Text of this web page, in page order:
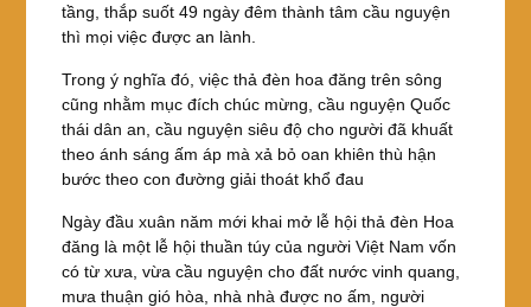
tầng, thắp suốt 49 ngày đêm thành tâm cầu nguyện
thì mọi việc được an lành.
Trong ý nghĩa đó, việc thả đèn hoa đăng trên sông
cũng nhằm mục đích chúc mừng, cầu nguyện Quốc
thái dân an, cầu nguyện siêu độ cho người đã khuất
theo ánh sáng ấm áp mà xả bỏ oan khiên thù hận
bước theo con đường giải thoát khổ đau
Ngày đầu xuân năm mới khai mở lễ hội thả đèn Hoa
đăng là một lễ hội thuần túy của người Việt Nam vốn
có từ xưa, vừa cầu nguyện cho đất nước vinh quang,
mưa thuận gió hòa, nhà nhà được no ấm, người